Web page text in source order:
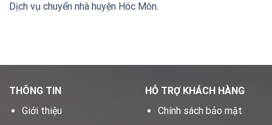
Dịch vụ chuyển nhà huyện Hóc Môn.
THÔNG TIN
Giới thiệu
HỖ TRỢ KHÁCH HÀNG
Chính sách bảo mật